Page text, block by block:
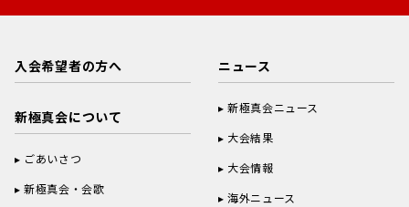
入会希望者の方へ
新極真会について
ごあいさつ
新極真会・会歌
ニュース
新極真会ニュース
大会結果
大会情報
海外ニュース